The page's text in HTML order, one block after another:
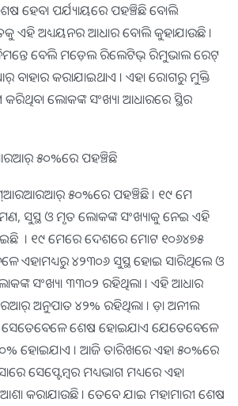
ହେବା ପର୍ଯ୍ୟାୟରେ ପହଞ୍ଚିଛି ବୋଲି
ଏହି ଅଧ୍ୟୟନର ଆଧାର ବୋଲି କୁହାଯାଉଛି ।
ବେଲି ମଡ଼େଲ ରିଲେଟିଭ୍ ରିମୁଭାଲ ରେଟ୍
କରାଯାଇଥାଏ । ଏହା ରୋଗରୁ ମୁକ୍ତି
ଲୋକଙ୍କ ସଂଖ୍ୟା ଆଧାରରେ ସ୍ଥିର
୫୦%ରେ ପହଞ୍ଚିଛି
୫୦%ରେ ପହଞ୍ଚିଛି । ୧୯ ମେ
ସୁସ୍ଥ ଓ ମୃତ ଲୋକଙ୍କ ସଂଖ୍ୟାକୁ ନେଇ ଏହି
। ୧୯ ମେରେ ଦେଶରେ ମୋଟ ୧୦୬୪୭୫
ଏହାମଧ୍ୟରୁ ୪୨୩୦୬ ସୁସ୍ଥ ହୋଇ ସାରିଥିଲେ ଓ
ସଂଖ୍ୟା ୩୩୦୨ ରହିଥିଲା । ଏହି ଆଧାର
ଅନୁପାତ ୪୨% ରହିଥିଲା । ଡ଼ା ଅନୀଲ
ସେତେବେଳେ ଶେଷ ହୋଇଯାଏ ଯେତେବେଳେ
ହୋଇଯାଏ । ଆଜି ତାରିଖରେ ଏହା ୫୦%ରେ
ସେପ୍ଟେମ୍ବର ମଧ୍ୟଭାଗ ମଧ୍ୟରେ ଏହା
କରାଯାଉଛି । ତେବେ ଯାଇ ମହାମାରୀ ଶେଷ